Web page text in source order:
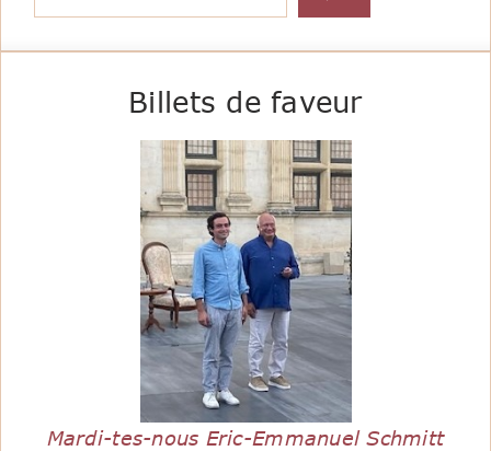
Billets de faveur
Mardi-tes-nous Eric-Emmanuel Schmitt